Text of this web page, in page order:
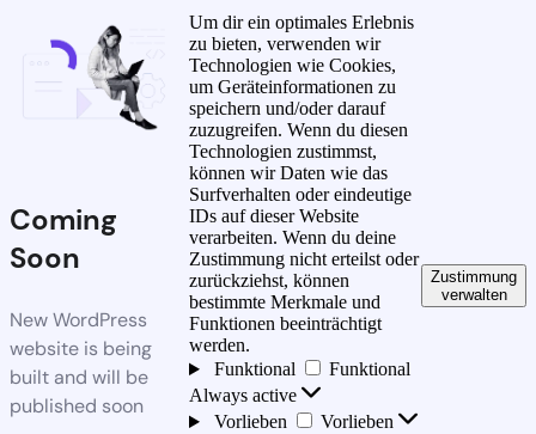
Coming
Soon
New WordPress
website is being
built and will be
published soon
Um dir ein optimales Erlebnis
zu bieten, verwenden wir
Technologien wie Cookies,
um Geräteinformationen zu
speichern und/oder darauf
zuzugreifen. Wenn du diesen
Technologien zustimmst,
können wir Daten wie das
Surfverhalten oder eindeutige
IDs auf dieser Website
verarbeiten. Wenn du deine
Zustimmung nicht erteilst oder
zurückziehst, können
bestimmte Merkmale und
Funktionen beeinträchtigt
werden.
Funktional
Funktional
Always active
Vorlieben
Vorlieben
Zustimmung
verwalten